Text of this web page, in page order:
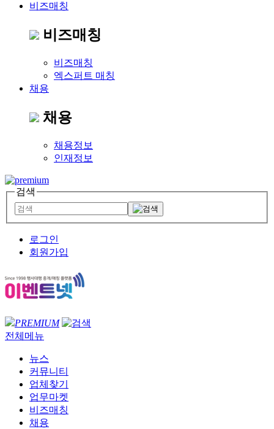
비즈매칭
비즈매칭
비즈매칭
엑스퍼트 매칭
채용
채용
채용정보
인재정보
검색
로그인
회원가입
PREMIUM
전체메뉴
뉴스
커뮤니티
업체찾기
업무마켓
비즈매칭
채용